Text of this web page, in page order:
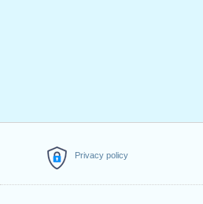
Privacy policy